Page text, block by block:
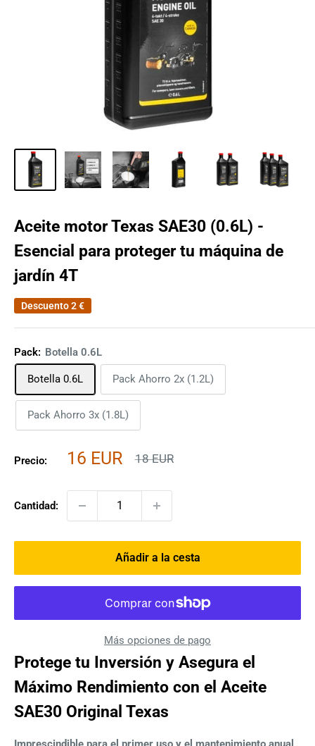
Aceite motor Texas SAE30 (0.6L) -
Esencial para proteger tu máquina de
jardín 4T
Descuento2 €
Pack: Botella 0.6L
Botella 0.6L Pack Ahorro 2x (1.2L)
Pack Ahorro 3x (1.8L)
Precio:
Precio
venta
16 EUR
Precio
18 EUR
Cantidad:
Añadir a la cesta
Más opciones de pago
Protege tu Inversión y Asegura el
Máximo Rendimiento con el Aceite
SAE30 Original Texas